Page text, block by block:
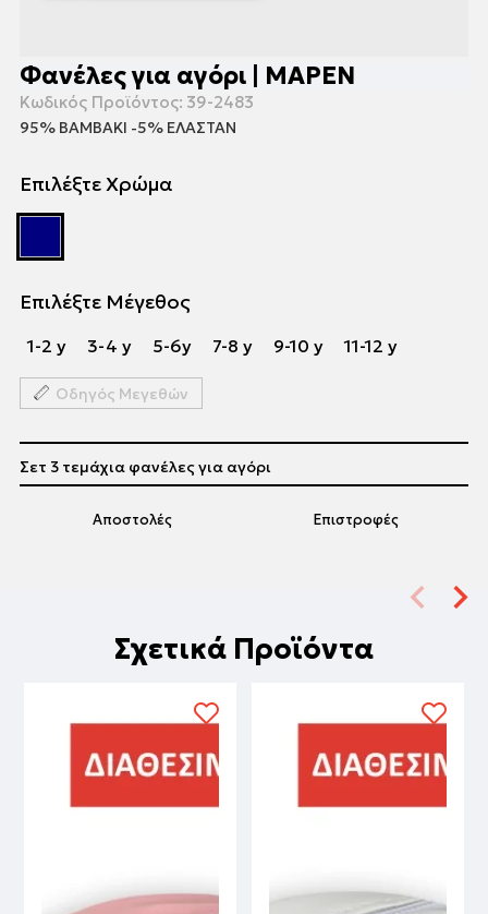
Φανέλες για αγόρι | ΜΑΡΕΝ
Κωδικός Προϊόντος: 39-2483
95% ΒΑΜΒΑΚΙ -5% ΕΛΑΣΤΑΝ
Επιλέξτε Χρώμα
Επιλέξτε Μέγεθος
1-2 y 3-4 y 5-6y 7-8 y 9-10 y 11-12 y
Οδηγός Μεγεθών
Αποστολές Επιστροφές
Σετ 3 τεμάχια φανέλες για αγόρι
Σχετικά Προϊόντα